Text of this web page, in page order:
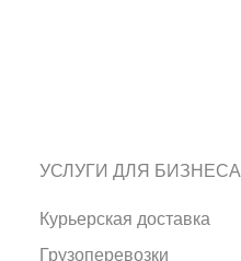
УСЛУГИ ДЛЯ БИЗНЕСА
Курьерская доставка
Грузоперевозки